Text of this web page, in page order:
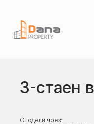
3-стаен в
Сподели чрез: